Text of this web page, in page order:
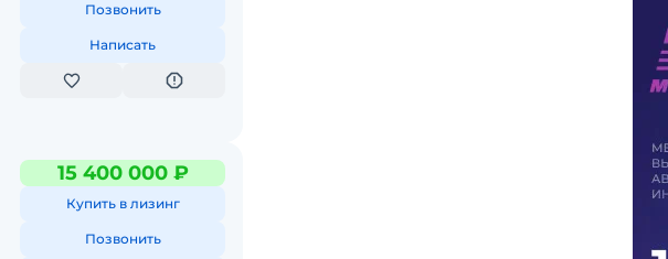
Позвонить
Написать
15 400 000 ₽
Купить в лизинг
Позвонить